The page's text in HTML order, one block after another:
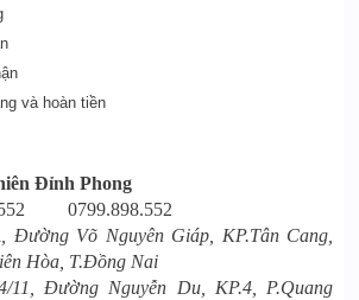
và hoàn tiền
Đỉnh Phong
0799.898.552
Đường Võ Nguyên Giáp, KP.Tân Cang,
Hòa, T.Đồng Nai
11, Đường Nguyễn Du, KP.4, P.Quang